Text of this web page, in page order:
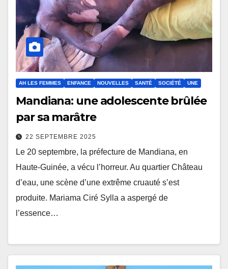
AH LES FEMMES ENFANCE NOUVELLES SANTÉ SOCIÉTÉ UNE
Mandiana: une adolescente brûlée
par sa marâtre
22 SEPTEMBRE 2025
Le 20 septembre, la préfecture de Mandiana, en
Haute-Guinée, a vécu l’horreur. Au quartier Château
d’eau, une scène d’une extrême cruauté s’est
produite. Mariama Ciré Sylla a aspergé de
l’essence…